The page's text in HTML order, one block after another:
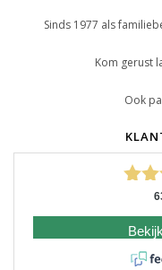
Sinds 1977 als
Kom gerust
Ook